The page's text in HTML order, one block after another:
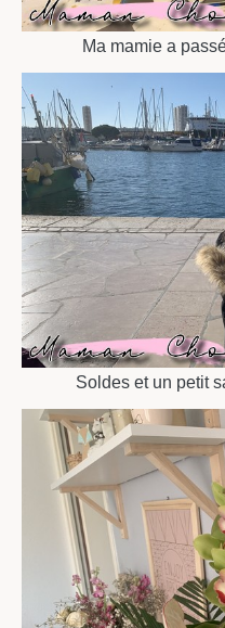
Ma mamie a
Soldes et un petit